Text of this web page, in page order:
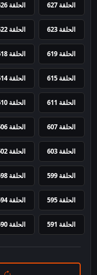
الحلقة 627 الحلقة 626
الحلقة 623 الحلقة 622
الحلقة 619 الحلقة 618
الحلقة 615 الحلقة 614
الحلقة 611 الحلقة 610
الحلقة 607 الحلقة 606
الحلقة 603 الحلقة 602
الحلقة 599 الحلقة 598
الحلقة 595 الحلقة 594
الحلقة 591 الحلقة 590